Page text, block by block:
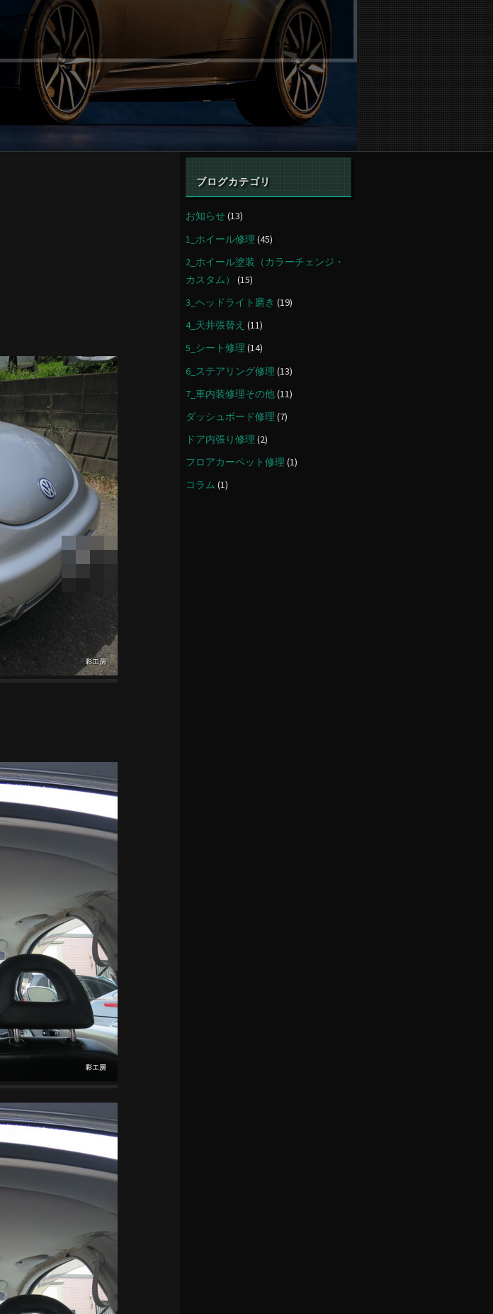
ブログカテゴリ
お知らせ(13)
1_ホイール修理 (45)
2_ホイール塗装（カラーチェンジ・
カスタム）
(15)
3_ヘッドライト磨き (19)
4_天井張替え (11)
5_シート修理 (14)
6_ステアリング修理 (13)
7_車内装修理その他(11)
ダッシュボード修理 (7)
ドア内張り修理 (2)
フロアカーペット修理 (1)
コラム (1)